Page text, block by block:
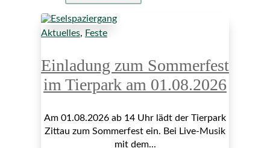
Aktuelles, Feste
Einladung zum Sommerfest
im Tierpark am 01.08.2026
Am 01.08.2026 ab 14 Uhr lädt der Tierpark
Zittau zum Sommerfest ein. Bei Live-Musik
mit dem...